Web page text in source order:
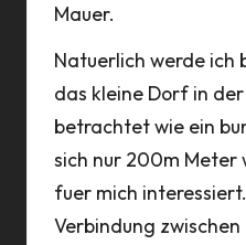
Mauer.
Natuerlich werde ich
das kleine Dorf in
betrachtet wie ein
sich nur 200m Meter
fuer mich
Verbindung